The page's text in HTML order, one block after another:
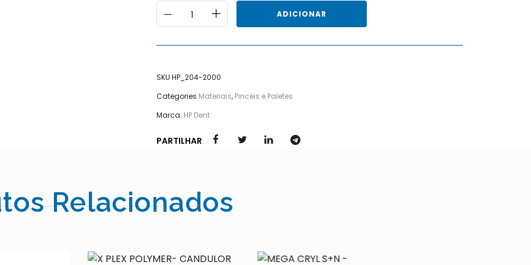
ADICIONAR
SKU HP_204-2000
Categories Materiais, Pincéis e Paletes
Marca: HP Dent
PARTILHAR
Relacionados